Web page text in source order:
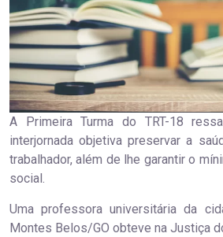
A Primeira Turma do TRT-18
interjornada objetiva preservar a
trabalhador, além de lhe garantir o
social.
Uma professora universitária da
Montes Belos/GO obteve na Justiça